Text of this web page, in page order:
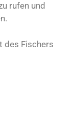
rufen und
des Fischers